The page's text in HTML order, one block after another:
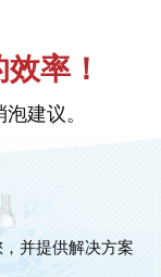
率！
建议。
并提供解决方案